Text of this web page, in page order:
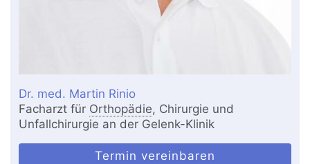
Dr. med. Martin Rinio
Facharzt für Orthopädie, Chirurgie und
Unfallchirurgie an der Gelenk-Klinik
Termin vereinbaren